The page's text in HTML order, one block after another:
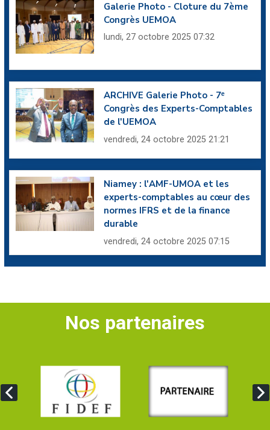
Galerie Photo - Cloture du 7ème
Congrès UEMOA
lundi, 27 octobre 2025 07:32
ARCHIVE Galerie Photo - 7ᵉ
Congrès des Experts-Comptables
de l'UEMOA
vendredi, 24 octobre 2025 21:21
Niamey : l'AMF-UMOA et les
experts-comptables au cœur des
normes IFRS et de la finance
durable
vendredi, 24 octobre 2025 07:15
Nos partenaires